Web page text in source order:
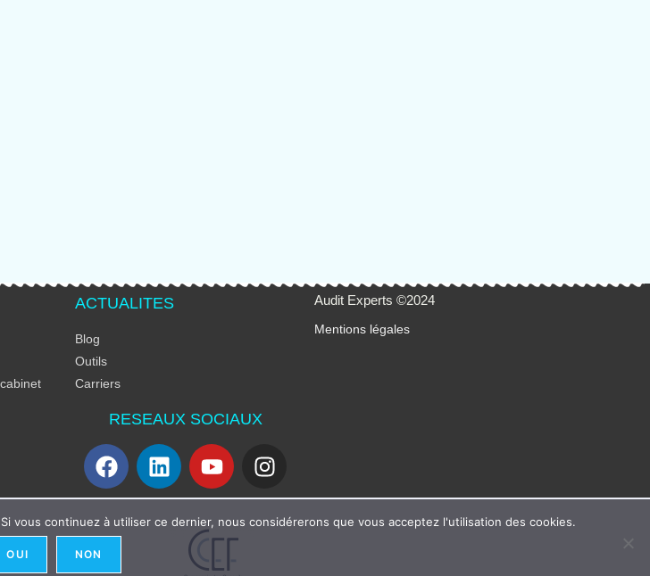
ACTUALITES
Blog
Outils
Carriers
RESEAUX SOCIAUX
Audit Experts ©2024
Mentions légales
vous continuez à utiliser ce dernier, nous considérerons que vous acceptez l'utilisation des cookies.
OUI NON